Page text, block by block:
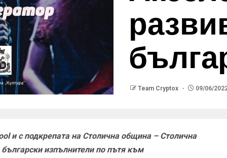
Team Cryptox 09/06/
и с подкрепата на Столична община – Столична
изпълнители по пътя към